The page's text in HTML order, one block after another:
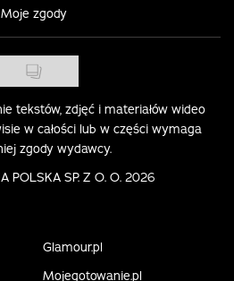
Moje zgody
tekstów, zdjęć i materiałów wideo
w całości lub w części wymaga
zgody wydawcy.
POLSKA SP. Z O. O. 2026
Glamour.pl
Mojegotowanie.pl